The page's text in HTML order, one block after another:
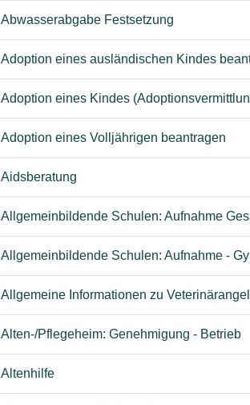
Abwasserabgabe Festsetzung
Adoption eines ausländischen Kindes
Adoption eines Kindes
Adoption eines Volljährigen beantragen
Aidsberatung
Allgemeinbildende Schulen: Aufnahme
Allgemeinbildende Schulen: Aufnahme -
Allgemeine Informationen zu
Alten-/Pflegeheim: Genehmigung - Betrieb
Altenhilfe